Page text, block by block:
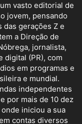
vasto editorial de
jovem, pensando
das gerações Z e
a Direção de
jornalista,
digital (PR), com
em programas e
e mundial.
independentes
por mais de 10 dez
iniciou a sua
contas diversos